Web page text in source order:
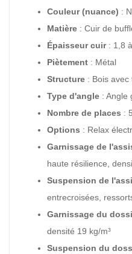
Couleur (nuance) :
Matière : Cuir de
Épaisseur cuir: 1,8
Piètement : Métal
Structure : Bois
Type d'angle : Angle
Nombre de places :
Options : Relax
Garnissage de
haute résilience,
Suspension de
entrecroisées,
Garnissage du
densité 19 kg/m³
Suspension du